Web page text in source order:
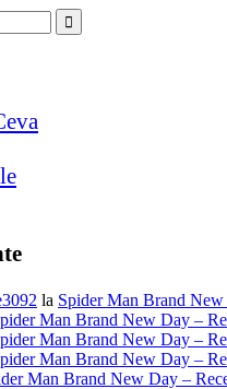
la Spider Man Brand
Man Brand New Day –
Man Brand New Day –
Man Brand New Day –
Man Brand New Day –